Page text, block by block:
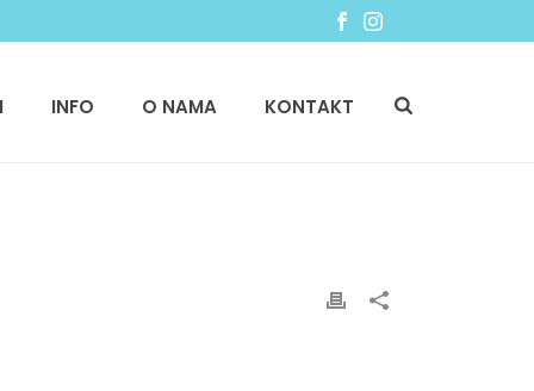
INFO O NAMA KONTAKT